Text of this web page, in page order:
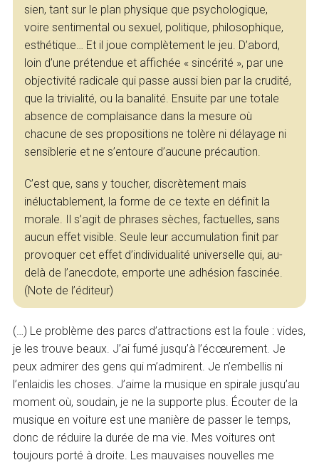
sien, tant sur le plan physique que psychologique,
voire sentimental ou sexuel, politique, philosophique,
esthétique… Et il joue complètement le jeu. D’abord,
loin d’une prétendue et affichée « sincérité », par une
objectivité radicale qui passe aussi bien par la crudité,
que la trivialité, ou la banalité. Ensuite par une totale
absence de complaisance dans la mesure où
chacune de ses propositions ne tolère ni délayage ni
sensiblerie et ne s’entoure d’aucune précaution.
C’est que, sans y toucher, discrètement mais
inéluctablement, la forme de ce texte en définit la
morale. Il s’agit de phrases sèches, factuelles, sans
aucun effet visible. Seule leur accumulation finit par
provoquer cet effet d’individualité universelle qui, au-
delà de l’anecdote, emporte une adhésion fascinée.
(Note de l’éditeur)
(…) Le problème des parcs d’attractions est la foule : vides,
je les trouve beaux. J’ai fumé jusqu’à l’écœurement. Je
peux admirer des gens qui m’admirent. Je n’embellis ni
l’enlaidis les choses. J’aime la musique en spirale jusqu’au
moment où, soudain, je ne la supporte plus. Écouter de la
musique en voiture est une manière de passer le temps,
donc de réduire la durée de ma vie. Mes voitures ont
toujours porté à droite. Les mauvaises nouvelles me